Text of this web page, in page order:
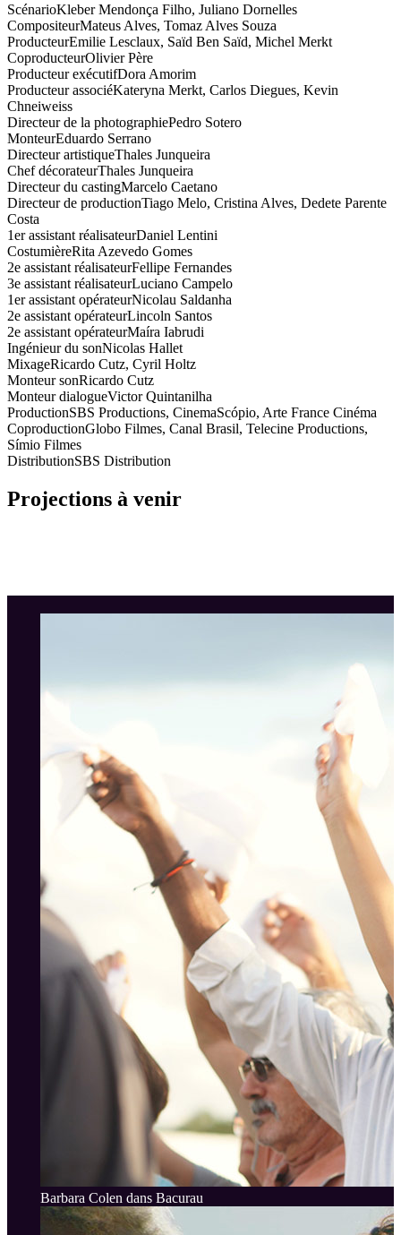
ScénarioKleber Mendonça Filho, Juliano Dornelles
CompositeurMateus Alves, Tomaz Alves Souza
ProducteurEmilie Lesclaux, Saïd Ben Saïd, Michel Merkt
CoproducteurOlivier Père
Producteur exécutifDora Amorim
Producteur associéKateryna Merkt, Carlos Diegues, Kevin
Chneiweiss
Directeur de la photographiePedro Sotero
MonteurEduardo Serrano
Directeur artistiqueThales Junqueira
Chef décorateurThales Junqueira
Directeur du castingMarcelo Caetano
Directeur de productionTiago Melo, Cristina Alves, Dedete Parente
Costa
1er assistant réalisateurDaniel Lentini
CostumièreRita Azevedo Gomes
2e assistant réalisateurFellipe Fernandes
3e assistant réalisateurLuciano Campelo
1er assistant opérateurNicolau Saldanha
2e assistant opérateurLincoln Santos
2e assistant opérateurMaíra Iabrudi
Ingénieur du sonNicolas Hallet
MixageRicardo Cutz, Cyril Holtz
Monteur sonRicardo Cutz
Monteur dialogueVictor Quintanilha
ProductionSBS Productions, CinemaScópio, Arte France Cinéma
CoproductionGlobo Filmes, Canal Brasil, Telecine Productions,
Símio Filmes
DistributionSBS Distribution
Projections à venir
Barbara Colen dans Bacurau